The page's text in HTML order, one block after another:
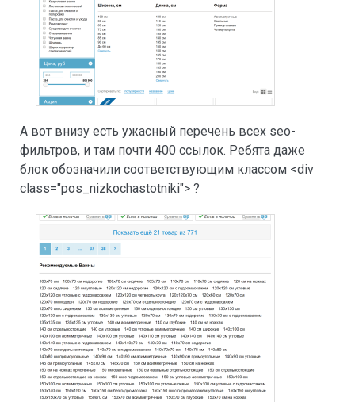
А вот внизу есть ужасный перечень всех seo-
фильтров, и там почти 400 ссылок. Ребята даже
блок обозначили соответствующим классом <div
class="pos_nizkochastotniki"> ?